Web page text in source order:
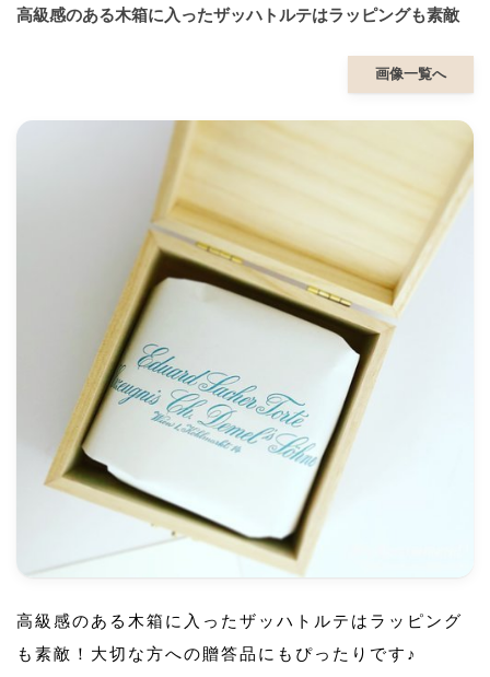
高級感のある木箱に入ったザッハトルテはラッピングも素敵
画像一覧へ
高級感のある木箱に入ったザッハトルテはラッピング
も素敵！大切な方への贈答品にもぴったりです♪